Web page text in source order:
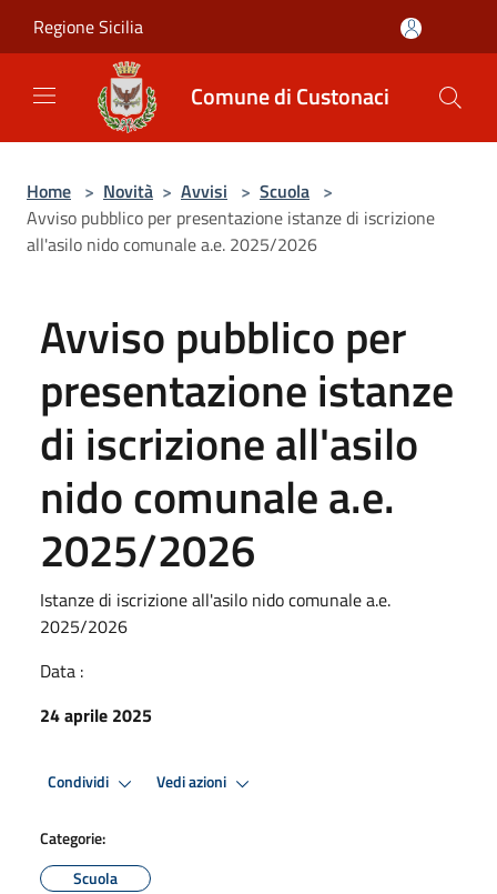
Regione Sicilia
Comune di Custonaci
Home > Novità > Avvisi > Scuola >
Avviso pubblico per presentazione istanze di iscrizione
all'asilo nido comunale a.e. 2025/2026
Avviso pubblico per
presentazione istanze
di iscrizione all'asilo
nido comunale a.e.
2025/2026
Istanze di iscrizione all'asilo nido comunale a.e.
2025/2026
Data :
24 aprile 2025
Condividi Vedi azioni
Categorie:
Scuola